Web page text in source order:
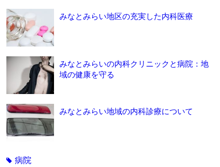
みなとみらい地区の充実した内科医療
みなとみらいの内科クリニックと病院：地
域の健康を守る
みなとみらい地域の内科診療について
tag病院